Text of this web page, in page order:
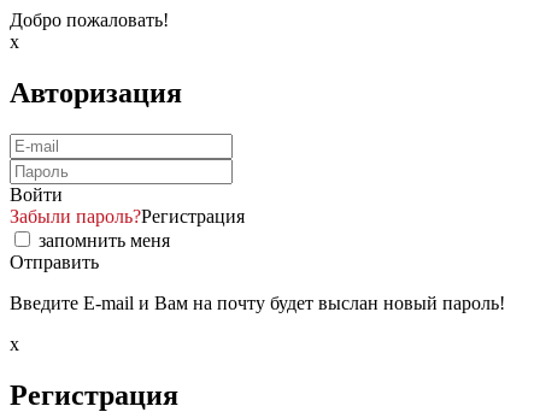
Добро пожаловать!
x
Авторизация
Войти
Забыли пароль?Регистрация
запомнить меня
Отправить
Введите E-mail и Вам на почту будет выслан новый пароль!
x
Регистрация